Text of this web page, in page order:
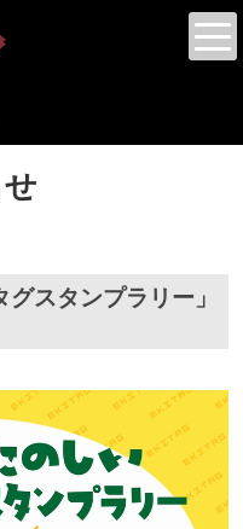
グスタンプラリー」